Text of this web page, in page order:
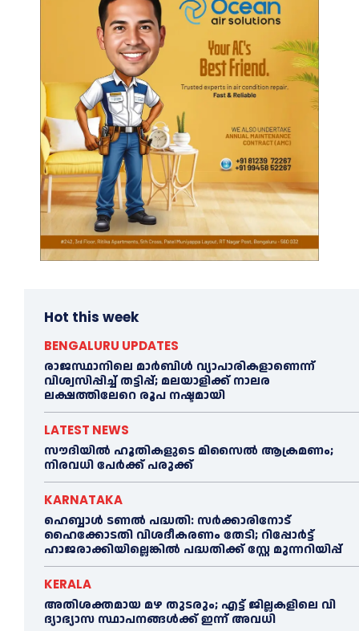
Hot this week
BENGALURU UPDATES
രാജസ്ഥാനിലെ മാർബിൾ വ്യാപാരികളാണെന്ന്
വിശ്വസിപ്പിച്ച് തട്ടിപ്പ്; മലയാളിക്ക് നാലര
ലക്ഷത്തിലേറെ രൂപ നഷ്ടമായി
LATEST NEWS
സൗദിയിൽ ഹൂതികളുടെ മിസൈൽ ആക്രമണം;
നിരവധി പേർക്ക് പരുക്ക്
KARNATAKA
ഹെബ്ബാൾ ടണൽ പദ്ധതി: സർക്കാരിനോട്
ഹൈക്കോടതി വിശദീകരണം തേടി; റിപ്പോർട്ട്
ഹാജരാക്കിയില്ലെങ്കിൽ പദ്ധതിക്ക് സ്റ്റേ മുന്നറിയിപ്പ്
KERALA
അതിശക്തമായ മഴ തുടരും; എട്ട് ജി​ല്ല​ക​ളി​ലെ വി​
ദ്യാ​ഭ്യാ​സ സ്ഥാ​പ​ന​ങ്ങ​ൾ​ക്ക് ഇ​ന്ന് അ​വ​ധി